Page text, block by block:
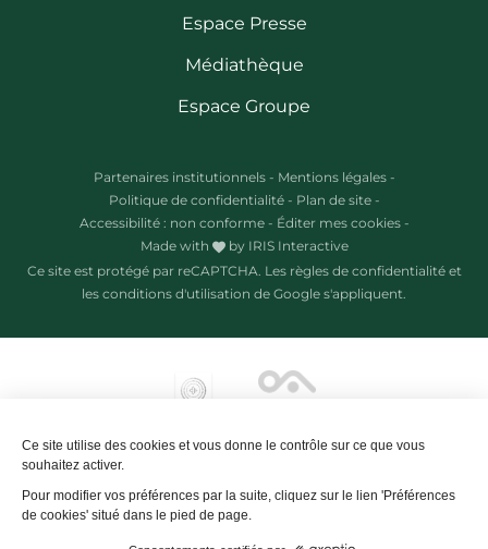
Espace Presse
Médiathèque
Espace Groupe
Partenaires institutionnels - Mentions légales -
Politique de confidentialité - Plan de site -
Accessibilité : non conforme - Éditer mes cookies -
Made with
by IRIS Interactive
Ce site est protégé par reCAPTCHA. Les règles de confidentialitéet
les conditions d'utilisation de Google s'appliquent.
Ce site utilise des cookies et vous donne le contrôle sur ce que vous
souhaitez activer.
Pour modifier vos préférences par la suite, cliquez sur le lien 'Préférences
de cookies' situé dans le pied de page.